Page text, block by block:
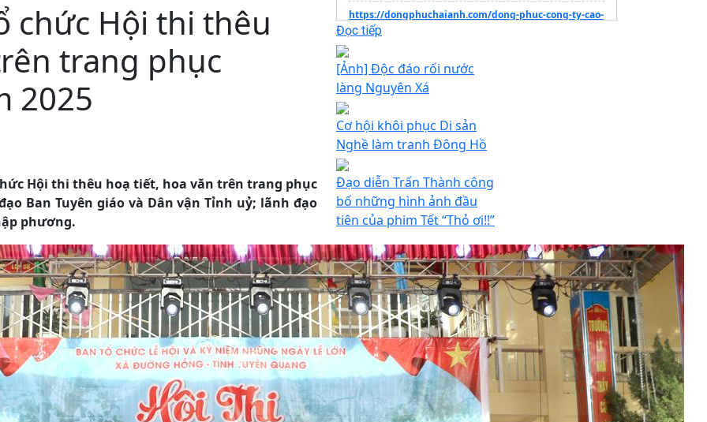
chức Hội thi thêu
trang phục
2025
Hội thi thêu hoạ tiết, hoa văn trên trang phục
Ban Tuyên giáo và Dân vận Tỉnh uỷ; lãnh đạo
phương.
https://dongphuchaianh.com/dong-phuc-cong-ty-cao-
cap/
BánMũ Bảo Hộ 3M
Trang thông tin dự ánVinhomes Hóc Môn
Minera Bình Châu
Melibag xưởng may balo ở tphcm
Đọc tiếp
[Ảnh] Độc đáo rối nước
làng Nguyên Xá
Cơ hội khôi phục Di sản
Nghề làm tranh Đông Hồ
Đạo diễn Trấn Thành công
bố những hình ảnh đầu
tiên của phim Tết “Thỏ ơi!!”